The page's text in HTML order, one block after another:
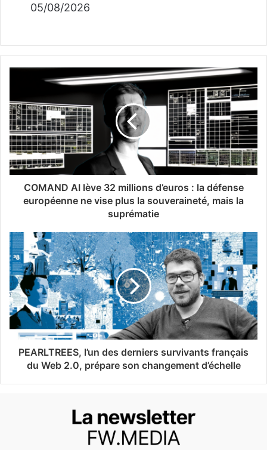
05/08/2026
COMAND AI lève 32 millions d’euros : la défense
européenne ne vise plus la souveraineté, mais la
suprématie
PEARLTREES, l’un des derniers survivants français
du Web 2.0, prépare son changement d’échelle